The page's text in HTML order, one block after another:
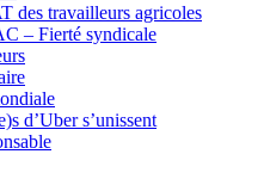
des travailleurs agricoles
– Fierté syndicale
d’Uber s’unissent